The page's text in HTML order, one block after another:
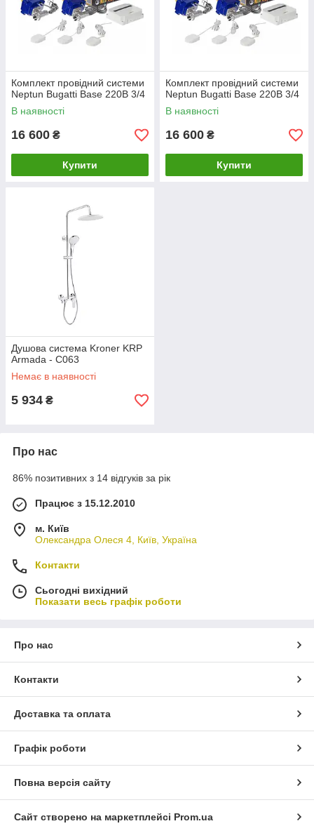
Комплект провідний системи
Neptun Bugatti Base 220B 3/4
В наявності
16 600 ₴
Купити
Комплект провідний системи
Neptun Bugatti Base 220B 3/4
В наявності
16 600 ₴
Купити
Душова система Kroner KRP
Armada - C063
Немає в наявності
5 934 ₴
Про нас
86% позитивних з 14 відгуків за рік
Працює з 15.12.2010
м. Київ
Олександра Олеся 4, Київ, Україна
Контакти
Сьогодні вихідний
Показати весь графік роботи
Про нас
Контакти
Доставка та оплата
Графік роботи
Повна версія сайту
Сайт створено на маркетплейсі Prom.ua